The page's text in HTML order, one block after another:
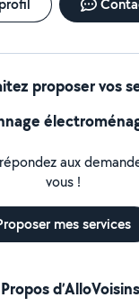
proposer vos
aux
vous !
mes services
d’AlloVoisins